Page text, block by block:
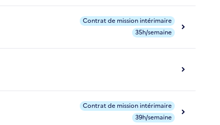
Contrat de mission intérimaire
35h/semaine
Contrat de mission intérimaire
39h/semaine